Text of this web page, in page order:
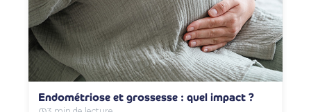
Endométriose et grossesse : quel impact ?